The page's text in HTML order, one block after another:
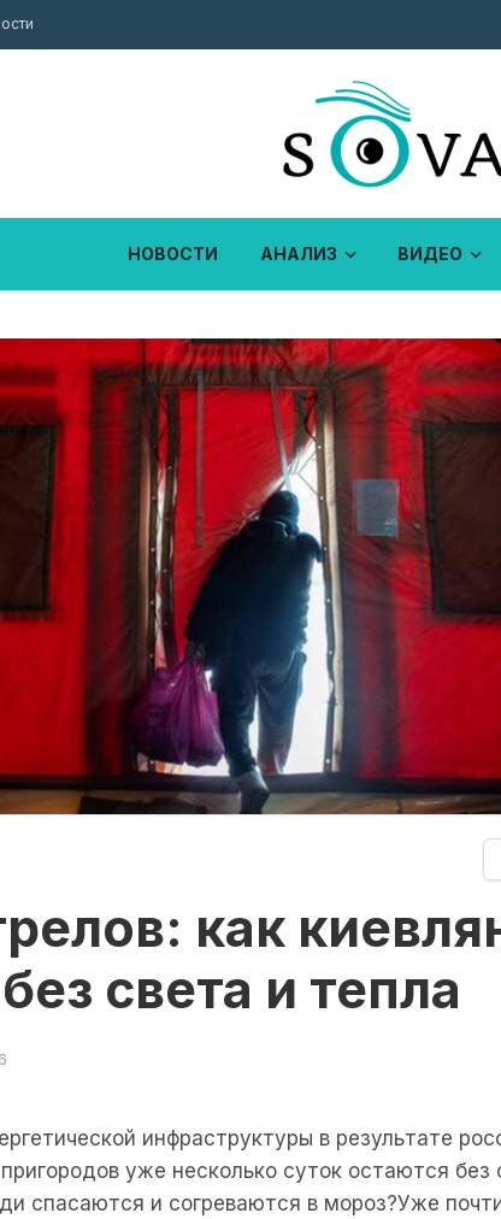
НОВОСТИ АНАЛИЗ ВИДЕО
как
света и тепла
инфраструктуры в результате
уже несколько суток остаются без
спасаются и согреваются в мороз?Уже